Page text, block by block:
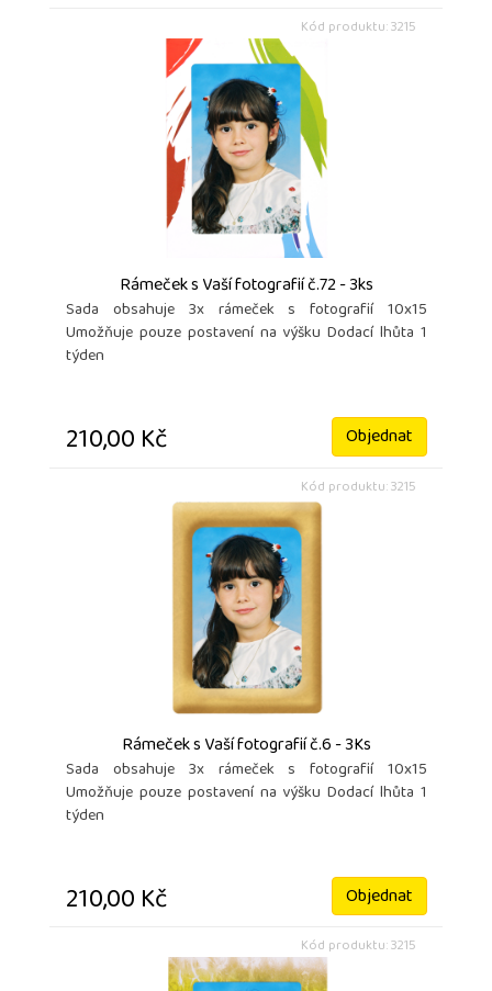
Kód produktu: 3215
Rámeček s Vaší fotografií č.72 - 3ks
Sada obsahuje 3x rámeček s fotografií 10x15
Umožňuje pouze postavení na výšku Dodací lhůta 1
týden
210,00 Kč Objednat
Kód produktu: 3215
Rámeček s Vaší fotografií č.6 - 3Ks
Sada obsahuje 3x rámeček s fotografií 10x15
Umožňuje pouze postavení na výšku Dodací lhůta 1
týden
210,00 Kč Objednat
Kód produktu: 3215